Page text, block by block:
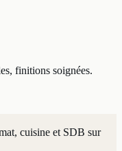
finitions soignées.
cuisine et SDB sur